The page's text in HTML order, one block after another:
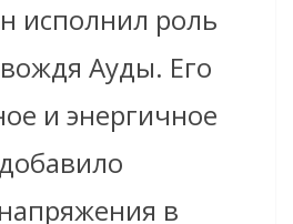
исполнил роль
Ауды. Его
и энергичное
в